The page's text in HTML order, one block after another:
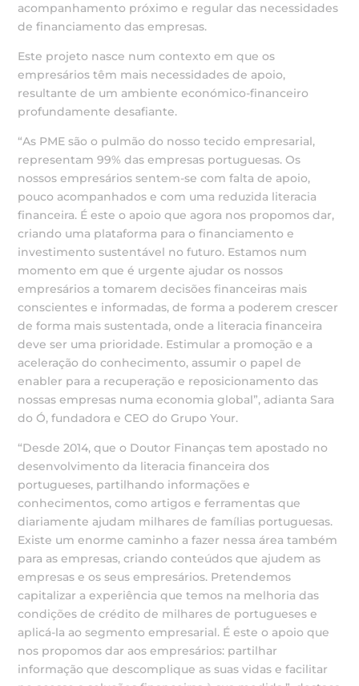
acompanhamento próximo e regular das necessidades
de financiamento das empresas.
Este projeto nasce num contexto em que os
empresários têm mais necessidades de apoio,
resultante de um ambiente económico-financeiro
profundamente desafiante.
“As PME são o pulmão do nosso tecido empresarial,
representam 99% das empresas portuguesas. Os
nossos empresários sentem-se com falta de apoio,
pouco acompanhados e com uma reduzida literacia
financeira. É este o apoio que agora nos propomos dar,
criando uma plataforma para o financiamento e
investimento sustentável no futuro. Estamos num
momento em que é urgente ajudar os nossos
empresários a tomarem decisões financeiras mais
conscientes e informadas, de forma a poderem crescer
de forma mais sustentada, onde a literacia financeira
deve ser uma prioridade. Estimular a promoção e a
aceleração do conhecimento, assumir o papel de
enabler para a recuperação e reposicionamento das
nossas empresas numa economia global”, adianta Sara
do Ó, fundadora e CEO do Grupo Your.
“Desde 2014, que o Doutor Finanças tem apostado no
desenvolvimento da literacia financeira dos
portugueses, partilhando informações e
conhecimentos, como artigos e ferramentas que
diariamente ajudam milhares de famílias portuguesas.
Existe um enorme caminho a fazer nessa área também
para as empresas, criando conteúdos que ajudem as
empresas e os seus empresários. Pretendemos
capitalizar a experiência que temos na melhoria das
condições de crédito de milhares de portugueses e
aplicá-la ao segmento empresarial. É este o apoio que
nos propomos dar aos empresários: partilhar
informação que descomplique as suas vidas e facilitar